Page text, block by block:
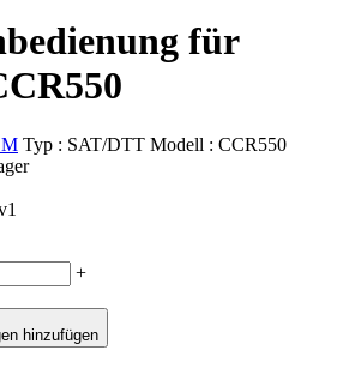
für
Typ : SAT/DTT Modell : CCR550
+
hinzufügen